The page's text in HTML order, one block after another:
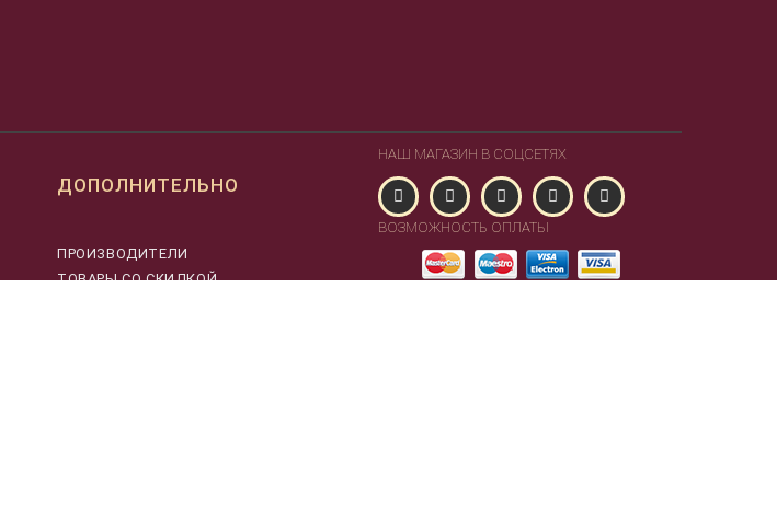
ДОПОЛНИТЕЛЬНО
ПРОИЗВОДИТЕЛИ
ТОВАРЫ СО СКИДКОЙ
НАШ МАГАЗИН В СОЦСЕТЯХ
ВОЗМОЖНОСТЬ ОПЛАТЫ